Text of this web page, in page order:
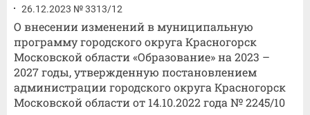
26.12.2023 № 3313/12
О внесении изменений в муниципальную
программу городского округа Красногорск
Московской области «Образование» на 2023 –
2027 годы, утвержденную постановлением
администрации городского округа Красногорск
Московской области от 14.10.2022 года № 2245/10